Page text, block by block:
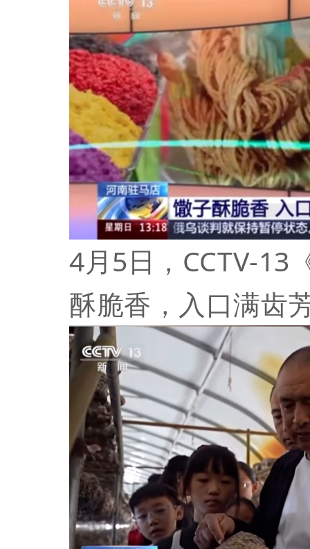
4月5日，CCTV-13
酥脆香，入口满齿